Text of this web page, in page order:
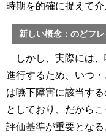
時期を的確に捉えて介
新しい概念：のどフ
しかし、実際には、
進行するため、いつ
は嚥下障害に該当す
としており、だから
評価基準が重要となる